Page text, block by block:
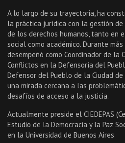
A lo largo de su trayectoria, ha
la práctica jurídica con la gestión
de los derechos humanos, tanto en
social como académico. Durante
desempeñó como Coordinador de la
Conflictos en la Defensoría del
Defensor del Pueblo de la Ciudad
una mirada cercana a las
desafíos de acceso a la justicia.
Actualmente preside el CIEDEPAS
Estudio de la Democracia y la Paz
en la Universidad de Buenos Aires